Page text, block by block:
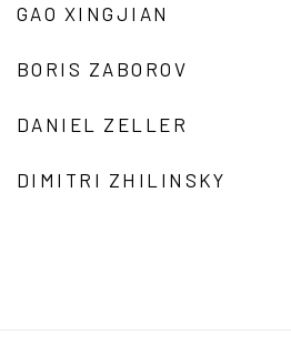
GAO XINGJIAN
BORIS ZABOROV
DANIEL ZELLER
DIMITRI ZHILINSKY